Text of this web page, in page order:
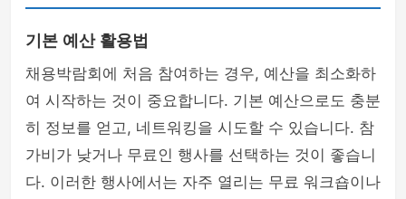
기본 예산 활용법
채용박람회에 처음 참여하는 경우, 예산을 최소화하
여 시작하는 것이 중요합니다. 기본 예산으로도 충분
히 정보를 얻고, 네트워킹을 시도할 수 있습니다. 참
가비가 낮거나 무료인 행사를 선택하는 것이 좋습니
다. 이러한 행사에서는 자주 열리는 무료 워크숍이나